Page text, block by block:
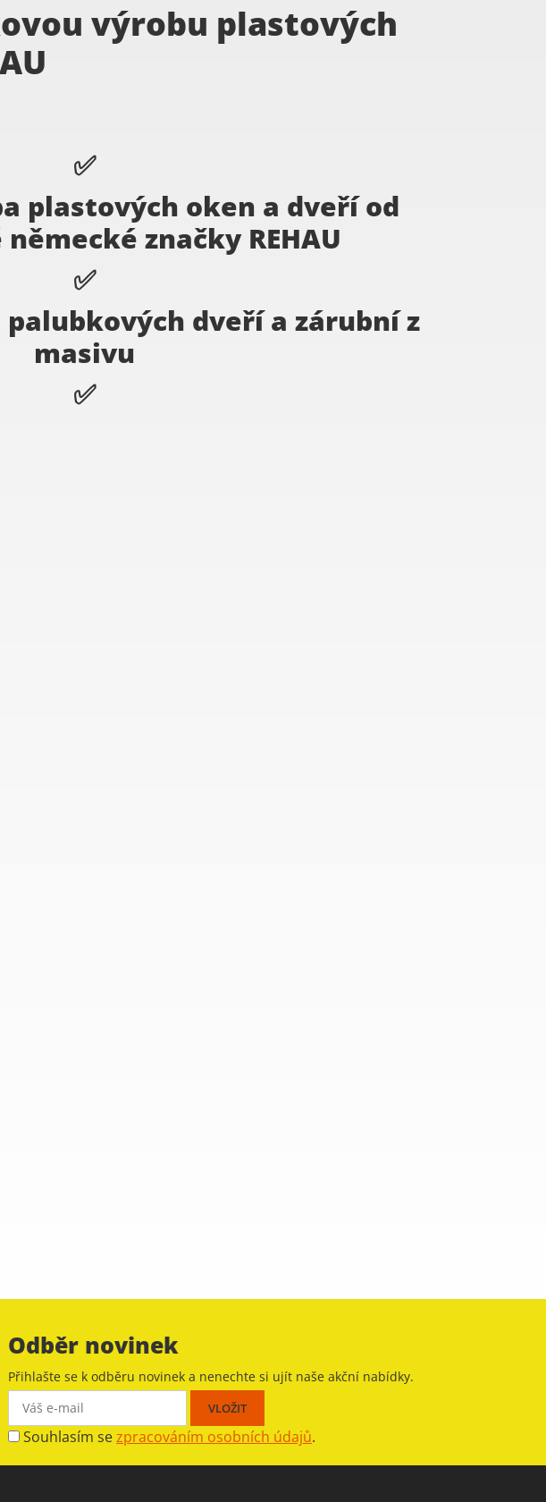
výrobu plastových
✅
plastových oken a dveří od
značky REHAU
✅
dveří a zárubní z
masivu
✅
Odběr novinek
Přihlašte se k odběru novinek a nenechte si ujít naše akční nabídky.
Souhlasím sezpracováním osobních údajů.